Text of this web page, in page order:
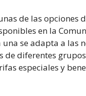
de las opciones
en la
se adapta a las
de diferentes
especiales y